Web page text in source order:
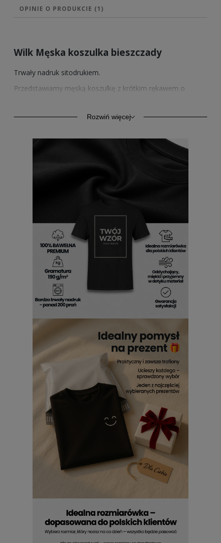
OPINIE O PRODUKCIE (1)
Wilk Męska koszulka bieszczady
Trwały nadruk sitodrukiem.
Przedstawiamy męską koszulkę z krótkim rękawem o
styl zapewnia komfort codziennego użytkowania. Kołnierzyk
wykończony ściągaczem z taśmą wzmacniającą na karku z
Rozwiń więcej